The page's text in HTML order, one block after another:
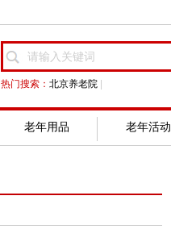
热门搜索： 北京养老院
老年用品 老年活动